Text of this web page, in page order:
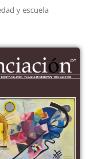
y escuela